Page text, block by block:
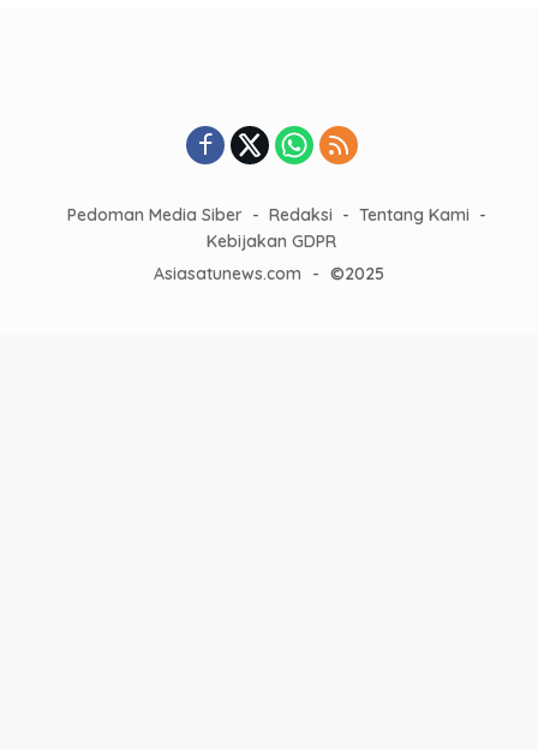
Pedoman Media Siber Redaksi
Tentang Kami
Kebijakan GDPR
Asiasatunews.com
- ©2025